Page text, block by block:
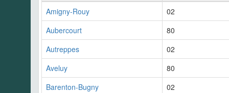
Amigny-Rouy
02
Aubercourt
80
Autreppes
02
Aveluy
80
Barenton-Bugny
02